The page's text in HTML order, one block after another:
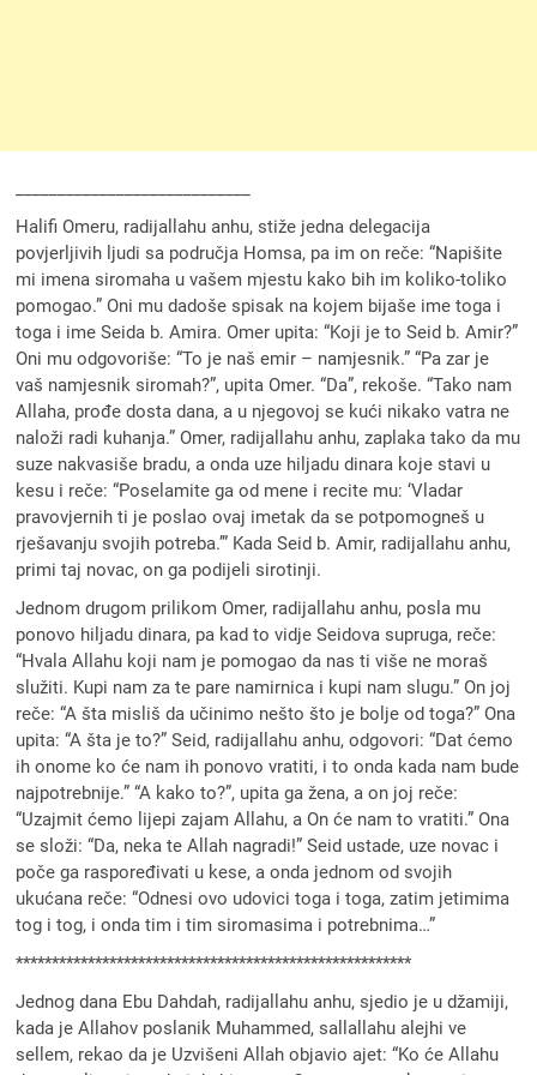
Halifi Omeru, radijallahu anhu, stiže jedna delegacija
povjerljivih ljudi sa područja Homsa, pa im on reče: “Napišite
mi imena siromaha u vašem mjestu kako bih im koliko-toliko
pomogao.” Oni mu dadoše spisak na kojem bijaše ime toga i
toga i ime Seida b. Amira. Omer upita: “Koji je to Seid b. Amir?”
Oni mu odgovoriše: “To je naš emir – namjesnik.” “Pa zar je
vaš namjesnik siromah?”, upita Omer. “Da”, rekoše. “Tako nam
Allaha, prođe dosta dana, a u njegovoj se kući nikako vatra ne
naloži radi kuhanja.” Omer, radijallahu anhu, zaplaka tako da mu
suze nakvasiše bradu, a onda uze hiljadu dinara koje stavi u
kesu i reče: “Poselamite ga od mene i recite mu: ‘Vladar
pravovjernih ti je poslao ovaj imetak da se potpomogneš u
rješavanju svojih potreba.’” Kada Seid b. Amir, radijallahu anhu,
primi taj novac, on ga podijeli sirotinji.
Jednom drugom prilikom Omer, radijallahu anhu, posla mu
ponovo hiljadu dinara, pa kad to vidje Seidova supruga, reče:
“Hvala Allahu koji nam je pomogao da nas ti više ne moraš
služiti. Kupi nam za te pare namirnica i kupi nam slugu.” On joj
reče: “A šta misliš da učinimo nešto što je bolje od toga?” Ona
upita: “A šta je to?” Seid, radijallahu anhu, odgovori: “Dat ćemo
ih onome ko će nam ih ponovo vratiti, i to onda kada nam bude
najpotrebnije.” “A kako to?”, upita ga žena, a on joj reče:
“Uzajmit ćemo lijepi zajam Allahu, a On će nam to vratiti.” Ona
se složi: “Da, neka te Allah nagradi!” Seid ustade, uze novac i
poče ga raspoređivati u kese, a onda jednom od svojih
ukućana reče: “Odnesi ovo udovici toga i toga, zatim jetimima
tog i tog, i onda tim i tim siromasima i potrebnima…”
*******************************************************
Jednog dana Ebu Dahdah, radijallahu anhu, sjedio je u džamiji,
kada je Allahov poslanik Muhammed, sallallahu alejhi ve
sellem, rekao da je Uzvišeni Allah objavio ajet: “Ko će Allahu